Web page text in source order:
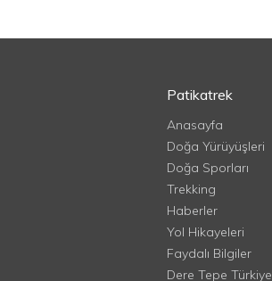
Patikatrek
Anasayfa
Doğa Yürüyüşleri
Doğa Sporları
Trekking
Haberler
Yol Hikayeleri
Faydalı Bilgiler
Dere Tepe Türkiye